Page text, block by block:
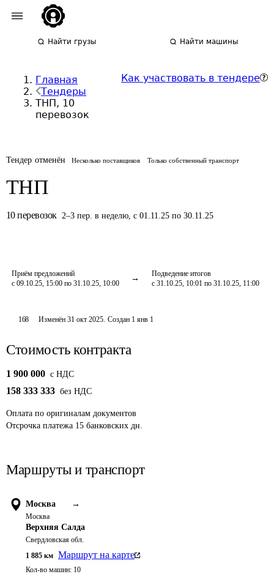
Найти грузы Найти машины
Главная
Тендеры
ТНП, 10
перевозок
Как участвовать в тендере
Тендер отменён Несколько поставщиков Только собственный транспорт
ТНП
10 перевозок 2–3 пер. в неделю, с 01.11.25 по 30.11.25
Приём предложений
с 09.10.25, 15:00 по 31.10.25, 10:00
Подведение итогов
с 31.10.25, 10:01 по 31.10.25, 11:00
168 Изменён31 окт 2025. Создан 1 янв 1
Стоимость контракта
1 900 000 c НДС
158 333 333 без НДС
Оплата по оригиналам документов
Отсрочка платежа 15 банковских дн.
Маршруты и транспорт
Москва →
Москва
Верхняя Салда
Свердловская обл.
1 885 км Маршрут на карте
Кол-во машин: 10